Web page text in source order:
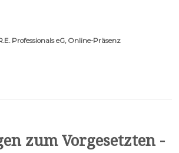
Professionals eG, Online-Präsenz
zum Vorgesetzten -